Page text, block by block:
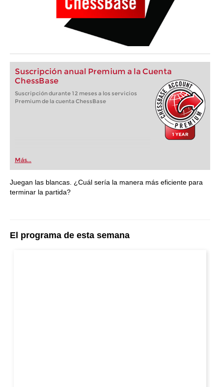
Suscripción anual Premium a la Cuenta
ChessBase
Suscripción durante 12 meses a los servicios
Premium de la cuenta ChessBase
Más...
Juegan las blancas. ¿Cuál sería la manera más eficiente para
terminar la partida?
El programa de esta semana